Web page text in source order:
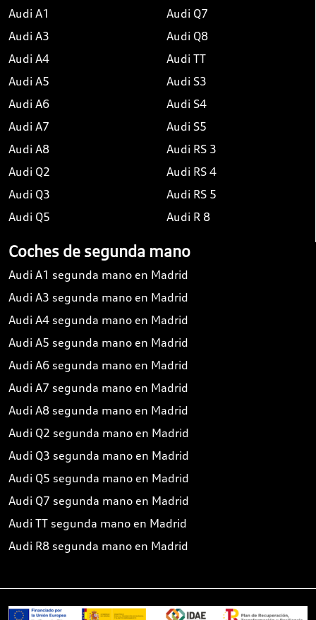
Audi A1
Audi A3
Audi A4
Audi A5
Audi A6
Audi A7
Audi A8
Audi Q2
Audi Q3
Audi Q5
Audi Q7
Audi Q8
Audi TT
Audi S3
Audi S4
Audi S5
Audi RS 3
Audi RS 4
Audi RS 5
Audi R 8
Coches de segunda mano
Audi A1 segunda mano en Madrid
Audi A3 segunda mano en Madrid
Audi A4 segunda mano en Madrid
Audi A5 segunda mano en Madrid
Audi A6 segunda mano en Madrid
Audi A7 segunda mano en Madrid
Audi A8 segunda mano en Madrid
Audi Q2 segunda mano en Madrid
Audi Q3 segunda mano en Madrid
Audi Q5 segunda mano en Madrid
Audi Q7 segunda mano en Madrid
Audi TT segunda mano en Madrid
Audi R8 segunda mano en Madrid